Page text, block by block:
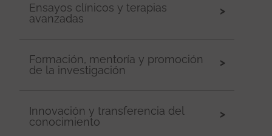
Ensayos clínicos y terapias
avanzadas
Formación, mentoría y promoción
de la investigación
Innovación y transferencia del
conocimiento